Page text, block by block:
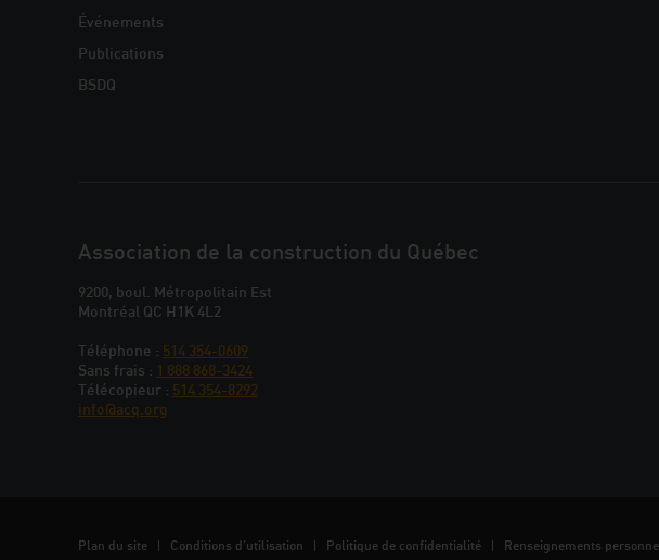
Événements
Publications
BSDQ
JOINDRE
L'ACQ
PROVINCIALE
Association de la construction du Québec
9200, boul. Métropolitain Est
Montréal QC H1K 4L2
Téléphone : 514 354-0609
Sans frais : 1 888 868-3424
Télécopieur : 514 354-8292
info@acq.org
Plan du site Conditions d’utilisation Politique de confidentialité Renseignements